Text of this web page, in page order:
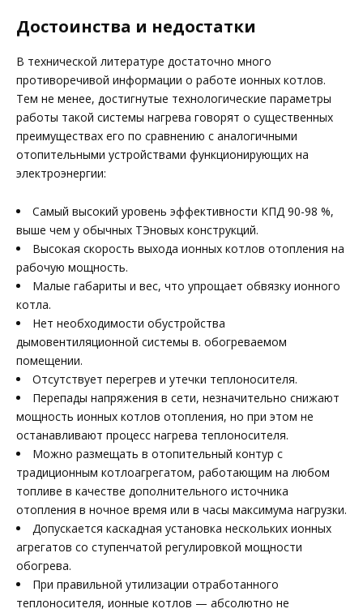
Достоинства и недостатки
В технической литературе достаточно много
противоречивой информации о работе ионных котлов.
Тем не менее, достигнутые технологические параметры
работы такой системы нагрева говорят о существенных
преимуществах его по сравнению с аналогичными
отопительными устройствами функционирующих на
электроэнергии:
Самый высокий уровень эффективности КПД 90-98 %,
выше чем у обычных ТЭновых конструкций.
Высокая скорость выхода ионных котлов отопления на
рабочую мощность.
Малые габариты и вес, что упрощает обвязку ионного
котла.
Нет необходимости обустройства
дымовентиляционной системы в. обогреваемом
помещении.
Отсутствует перегрев и утечки теплоносителя.
Перепады напряжения в сети, незначительно снижают
мощность ионных котлов отопления, но при этом не
останавливают процесс нагрева теплоносителя.
Можно размещать в отопительный контур с
традиционным котлоагрегатом, работающим на любом
топливе в качестве дополнительного источника
отопления в ночное время или в часы максимума нагрузки.
Допускается каскадная установка нескольких ионных
агрегатов со ступенчатой регулировкой мощности
обогрева.
При правильной утилизации отработанного
теплоносителя, ионные котлов — абсолютно не